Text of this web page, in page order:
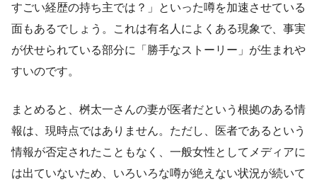
すごい経歴の持ち主では？」といった噂を加速させている
面もあるでしょう。これは有名人によくある現象で、事実
が伏せられている部分に「勝手なストーリー」が生まれや
すいのです。
まとめると、桝太一さんの妻が医者だという根拠のある情
報は、現時点ではありません。ただし、医者であるという
情報が否定されたこともなく、一般女性としてメディアに
は出ていないため、いろいろな噂が絶えない状況が続いて